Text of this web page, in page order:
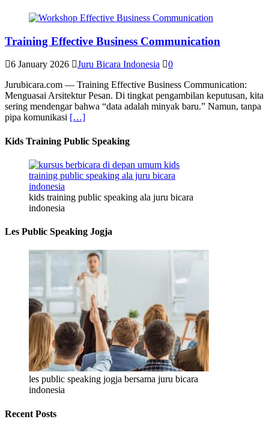
Training Effective Business Communication
6 January 2026 Juru Bicara Indonesia
0
Jurubicara.com — Training Effective Business Communication:
Menguasai Arsitektur Pesan. Di tingkat pengambilan keputusan, kita
sering mendengar bahwa “data adalah minyak baru.” Namun, tanpa
pipa komunikasi […]
Kids Training Public Speaking
kids training public speaking ala juru bicara
indonesia
Les Public Speaking Jogja
les public speaking jogja bersama juru bicara
indonesia
Recent Posts